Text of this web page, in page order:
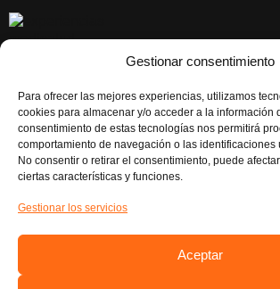
Gestionar consentimiento
Para ofrecer las mejores experiencias, utilizamos
cookies para almacenar y/o acceder a la información
consentimiento de estas tecnologías nos permitirá
comportamiento de navegación o las identificaciones
No consentir o retirar el consentimiento, puede
ciertas características y funciones.
Gestionar los servicios
Aceptar
EL BOVALAR, Carrer de la Senyera,
Valéncia
Atención al Cliente: 961986043
RESERVAS EXCURSIONES: 621 20